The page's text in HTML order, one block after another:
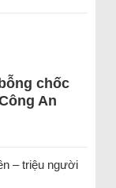
chốc
An
– triệu người